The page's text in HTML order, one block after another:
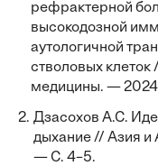
рефрактерной
высокодозной
аутологичной
стволовых
медицины. —
2. Дзасохов А.С.
дыхание // Азия
— С. 4–5.